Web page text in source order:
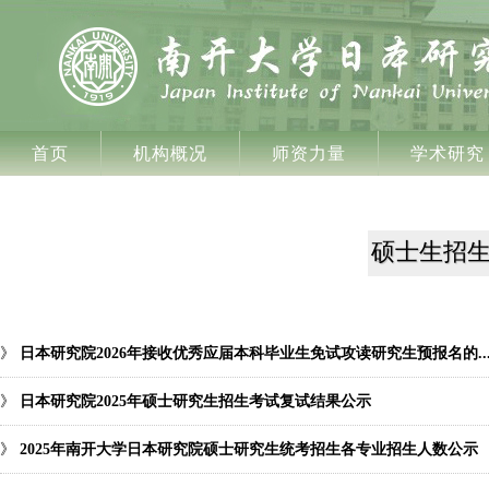
首页 机构概况 师资力量 学术研究
硕士生招
》 日本研究院2026年接收优秀应届本科毕业生免试攻读研究生预报名的
》 日本研究院2025年硕士研究生招生考试复试结果公示
》 2025年南开大学日本研究院硕士研究生统考招生各专业招生人数公示